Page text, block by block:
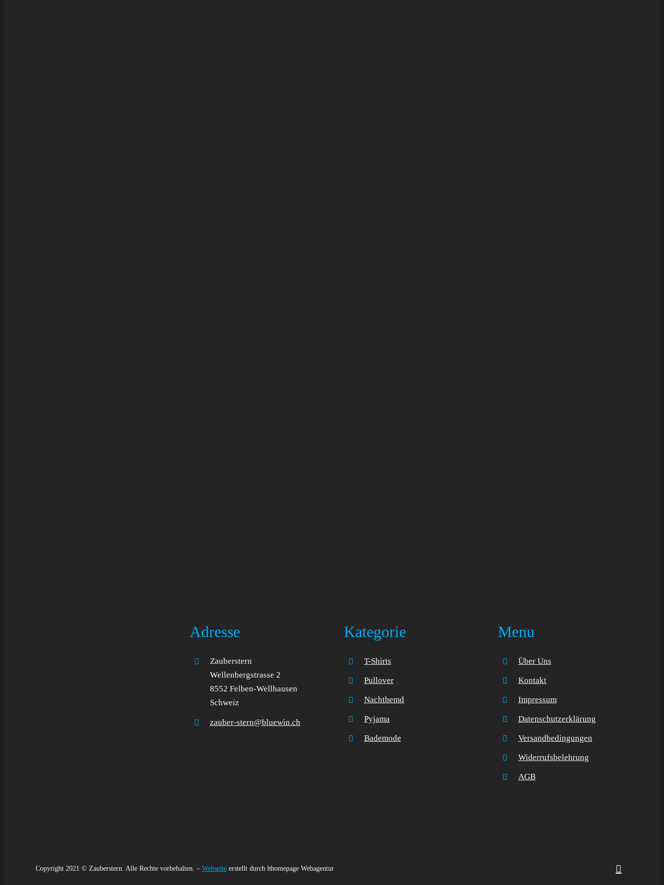
Adresse
Zauberstern
Wellenbergstrasse 2
8552 Felben-Wellhausen
Schweiz
zauber-stern@bluewin.ch
Kategorie
T-Shirts
Pullover
Nachthemd
Pyjama
Bademode
Menu
Über Uns
Kontakt
Impressum
Datenschutzerklärung
Versandbedingungen
Widerrufsbelehrung
AGB
Copyright 2021 © Zauberstern. Alle Rechte vorbehalten. – Webseiteerstellt durch hhomepage Webagentur